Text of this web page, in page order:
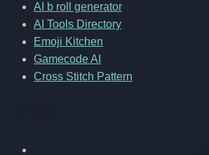
AI b roll generator
AI Tools Directory
Emoji Kitchen
Gamecode AI
Cross Stitch Pattern